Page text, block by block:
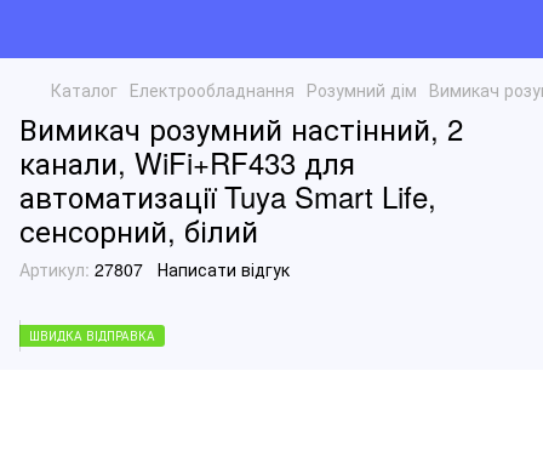
Каталог Електрообладнання Розумний дім Вимикач
Вимикач розумний настінний, 2
канали, WiFi+RF433 для
автоматизації Tuya Smart Life,
сенсорний, білий
Артикул: 27807 Написати відгук
ШВИДКА ВІДПРАВКА